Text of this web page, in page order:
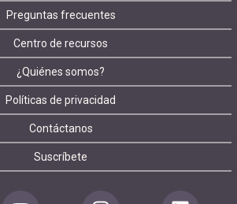
Preguntas frecuentes
Centro de recursos
¿Quiénes somos?
Políticas de privacidad
Contáctanos
Suscríbete